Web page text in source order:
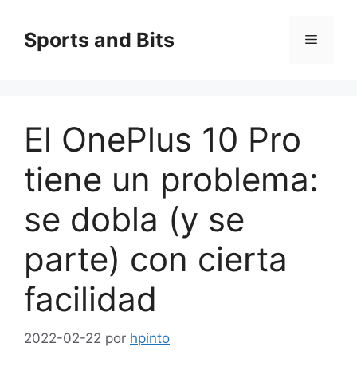
contenido
Sports and Bits Menú
El OnePlus 10 Pro
tiene un problema:
se dobla (y se
parte) con cierta
facilidad
2022-02-22 por hpinto